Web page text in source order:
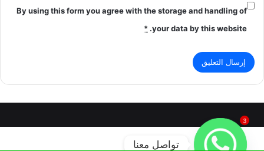
By using this form you agree with the storage and handling of
your data by this website.
*
3
تواصل معنا